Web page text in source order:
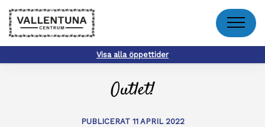
Meny
Visa alla öppettider
Outlet!
PUBLICERAT 11 APRIL 2022